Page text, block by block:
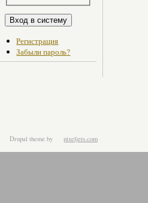
Регистрация
Забыли пароль?
Drupal theme by pixeljets.com